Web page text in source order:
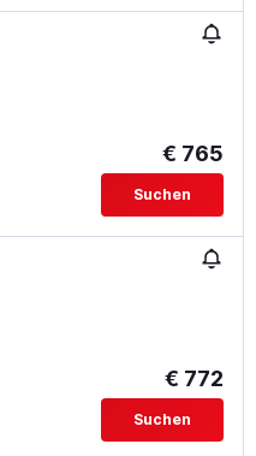
€ 765
Suchen
€ 772
Suchen